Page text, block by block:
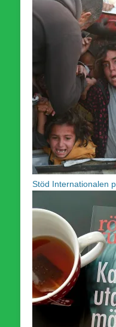
Stöd Internationalen